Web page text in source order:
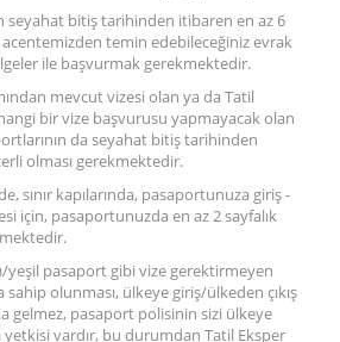
seyahat bitiş tarihinden itibaren en az 6
temin edebileceğiniz evrak
ile başvurmak gerekmektedir.
mevcut vizesi olan ya da Tatil
bir vize başvurusu yapmayacak olan
da seyahat bitiş tarihinden
olması gerekmektedir.
sınır kapılarında, pasaportunuza giriş -
için, pasaportunuzda en az 2 sayfalık
yeşil pasaport gibi vize gerektirmeyen
olunması, ülkeye giriş/ülkeden çıkış
gelmez, pasaport polisinin sizi ülkeye
vardır, bu durumdan Tatil Eksper